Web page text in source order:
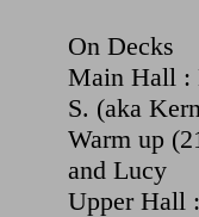
On Decks
Main Hall :
S. (aka
Warm up
and Lucy
Upper Hall